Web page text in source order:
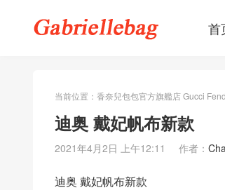
首
当前位置： 香奈兒包包官方旗艦店 Gucci
迪奥 戴妃帆布新款
2021年4月2日 上午12:11 作者：
迪奥 戴妃帆布新款